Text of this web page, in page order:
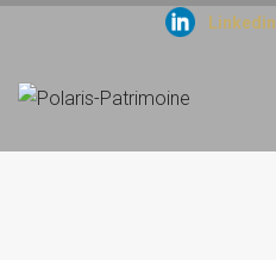
Linkedin